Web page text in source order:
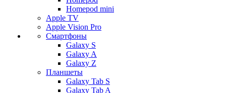
Homepod mini
Apple TV
Apple Vision Pro
Смартфоны
Galaxy S
Galaxy A
Galaxy Z
Планшеты
Galaxy Tab S
Galaxy Tab A